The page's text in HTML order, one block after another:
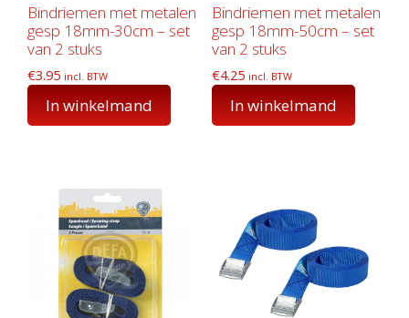
Bindriemen met metalen
gesp 18mm-30cm – set
van 2 stuks
€3.95 incl. BTW
In winkelmand
Bindriemen met metalen
gesp 18mm-50cm – set
van 2 stuks
€4.25 incl. BTW
In winkelmand